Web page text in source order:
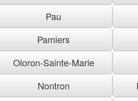
Pau
Pamiers
Oloron-Sainte-Marie
Nontron